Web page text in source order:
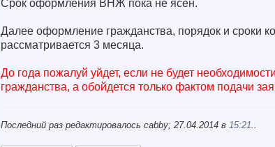
Срок оформления ВНЖ пока не ясен.
Далее оформление гражданства, порядок и сроки
рассматривается 3 месяца.
До года пожалуй уйдет, если не будет
гражданства, а обойдется только фактом подачи
Последний раз редактировалось cabby; 27.04.2014 в 15:21..